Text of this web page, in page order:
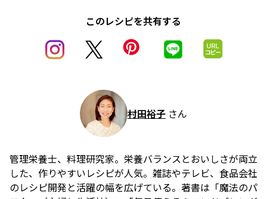
このレシピを共有する
村田裕子 さん
管理栄養士、料理研究家。栄養バランスとおいしさが両立
した、作りやすいレシピが人気。雑誌やテレビ、食品会社
のレシピ開発と活躍の幅を広げている。著書は「魔法のパ